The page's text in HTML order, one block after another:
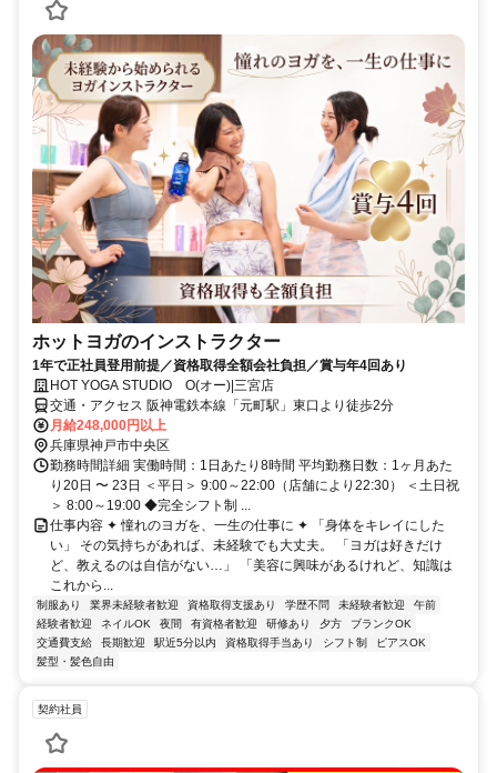
ホットヨガのインストラクター
1年で正社員登用前提／資格取得全額会社負担／賞与年4回あり
HOT YOGA STUDIO O(オー)|三宮店
交通・アクセス 阪神電鉄本線「元町駅」東口より徒歩2分
月給248,000円以上
兵庫県神戸市中央区
勤務時間詳細 実働時間：1日あたり8時間 平均勤務日数：1ヶ月あた
り20日 〜 23日 ＜平日＞ 9:00～22:00（店舗により22:30） ＜土日祝
＞ 8:00～19:00 ◆完全シフト制 ...
仕事内容 ✦ 憧れのヨガを、一生の仕事に ✦ 「身体をキレイにした
い」 その気持ちがあれば、未経験でも大丈夫。 「ヨガは好きだけ
ど、教えるのは自信がない…」 「美容に興味があるけれど、知識は
これから...
制服あり 業界未経験者歓迎 資格取得支援あり 学歴不問 未経験者歓迎
午前
経験者歓迎
ネイルOK 夜間 有資格者歓迎 研修あり 夕方
ブランクOK
交通費支給
長期歓迎 駅近5分以内 資格取得手当あり シフト制
ピアスOK
髪型・髪色自由
契約社員